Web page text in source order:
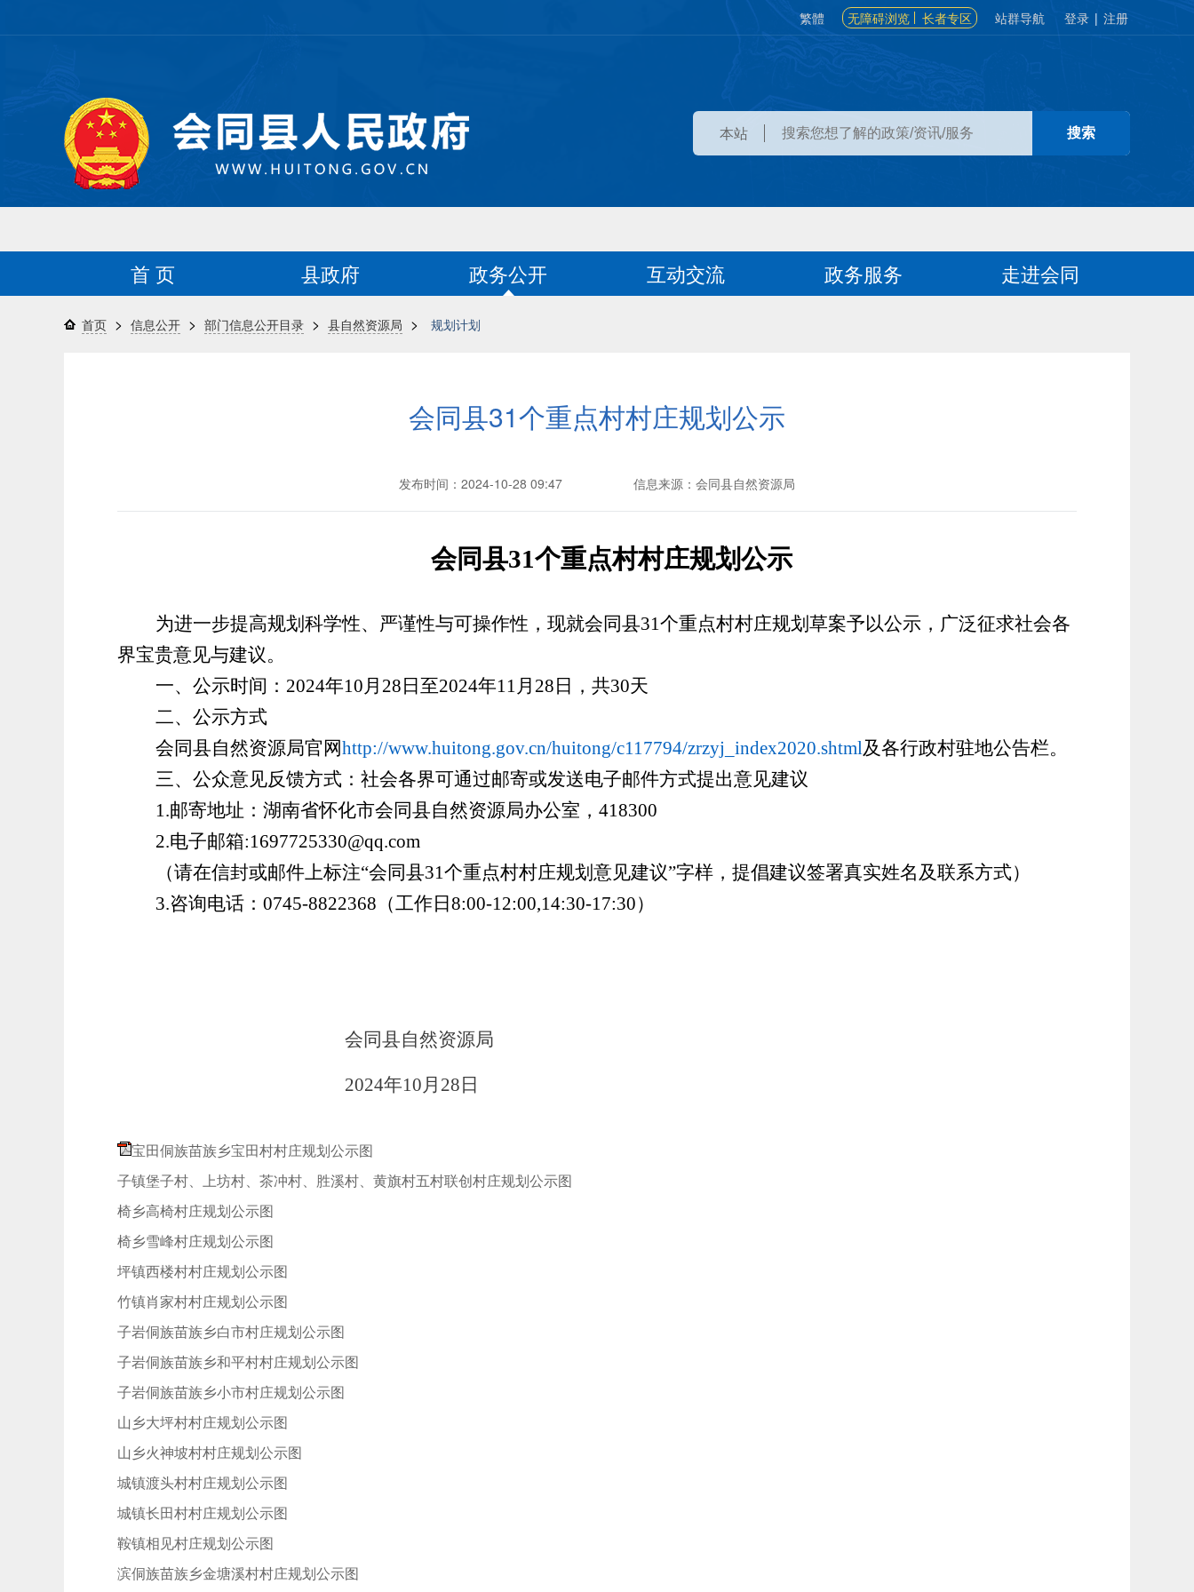
繁體 无障碍浏览 长者专区 站群导航 登录 | 注册
本站
首 页 县政府 政务公开 互动交流 政务服务 走进会同
首页 > 信息公开 > 部门信息公开目录 > 县自然资源局 > 规划计划
会同县31个重点村村庄规划公示
发布时间：2024-10-28 09:47 信息来源：会同县自然资源局
会同县31个重点村村庄规划公示
为进一步提高规划科学性、严谨性与可操作性，现就会同县31个重点村村庄规划 草案予以公示，广泛征求社会各
界宝贵意见与建议。
一、公示时间： 2024年10月 28 日至2024年11月 28 日，共30天
二、公示方式
会同县自然资源局官网http://www.huitong.gov.cn/huitong/c117794/zrzyj_index2020.shtml及各行政村驻地公告栏。
三、公众意见反馈方式：社会各界可通过邮寄或发送电子邮件方式提出意见建议
1.邮寄地址：湖南省怀化市会同县自然资源局办公室，418300
2.电子邮箱:1697725330@qq.com
（请在信封或邮件上标注“会同县31个重点村村庄规划 意见建议”字样，提倡建议签署真实姓名及联系方式）
3.咨询电话：0745-8822368（工作日8:00-12:00,14:30-17:30）
会同县自然资源局
2024年10月28日
宝田侗族苗族乡宝田村村庄规划公示图
堡子镇堡子村、上坊村、茶冲村、胜溪村、黄旗村五村联创村庄规划公示图
高椅乡高椅村庄规划公示图
高椅乡雪峰村庄规划公示图
广坪镇西楼村村庄规划公示图
金竹镇肖家村村庄规划公示图
金子岩侗族苗族乡白市村庄规划公示图
金子岩侗族苗族乡和平村村庄规划公示图
金子岩侗族苗族乡小市村庄规划公示图
连山乡大坪村村庄规划公示图
连山乡火神坡村村庄规划公示图
林城镇渡头村村庄规划公示图
林城镇长田村村庄规划公示图
马鞍镇相见村庄规划公示图
漠滨侗族苗族乡金塘溪村村庄规划公示图